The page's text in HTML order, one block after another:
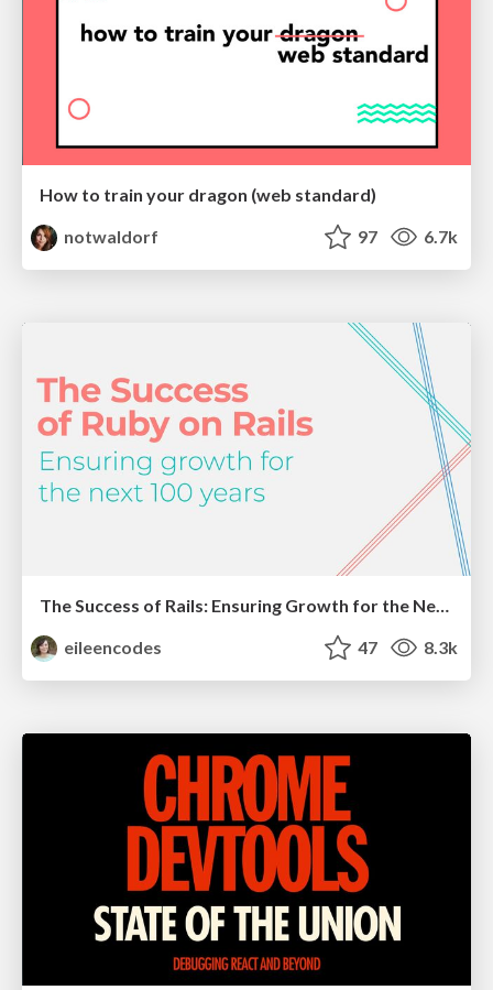
How to train your dragon (web standard)
notwaldorf
97 6.7k
eileencodes
47 8.3k